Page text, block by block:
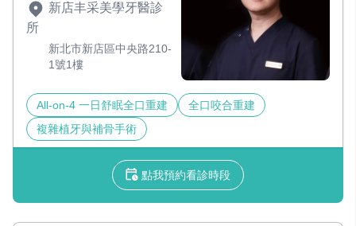
新店丰采美學牙醫診
所
新北市新店區中央路210-
1號1樓
All-on-4 一日舒眠全口重建
全口咬合重建
複雜植牙與補骨手術
點我預約看診時段